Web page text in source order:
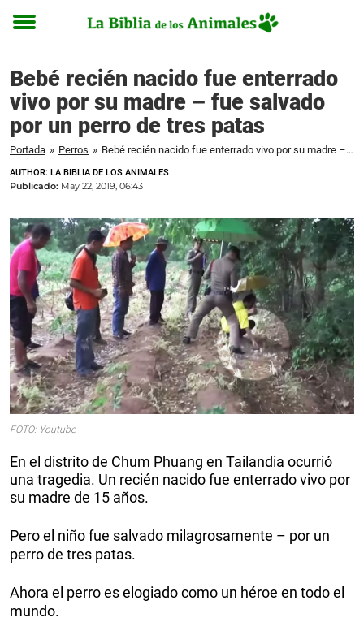
Toggle
Bebé recién nacido fue enterrado
vivo por su madre – fue salvado
por un perro de tres patas
Portada » Perros » Bebé recién nacido fue enterrado vivo por su madre – fue salvado por un perro de tres patas
AUTHOR: LA BIBLIA DE LOS ANIMALES
Publicado: May 22, 2019, 06:43
FOTO: Youtube
En el distrito de Chum Phuang en Tailandia ocurrió
una tragedia. Un recién nacido fue enterrado vivo por
su madre de 15 años.
Pero el niño fue salvado milagrosamente – por un
perro de tres patas.
Ahora el perro es elogiado como un héroe en todo el
mundo.